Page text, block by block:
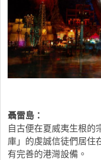
聶雷島：
自古便在夏威夷生根的
庫」的虔誠信徒們居住
有完善的港灣設備。